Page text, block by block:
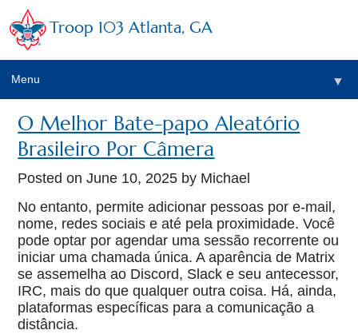
Troop 103 Atlanta, GA
Menu ▼
O Melhor Bate-papo Aleatório
Brasileiro Por Câmera
Posted onJune 10, 2025 by Michael
No entanto, permite adicionar pessoas por e-mail,
nome, redes sociais e até pela proximidade. Você
pode optar por agendar uma sessão recorrente ou
iniciar uma chamada única. A aparência de Matrix
se assemelha ao Discord, Slack e seu antecessor,
IRC, mais do que qualquer outra coisa. Há, ainda,
plataformas específicas para a comunicação a
distância.